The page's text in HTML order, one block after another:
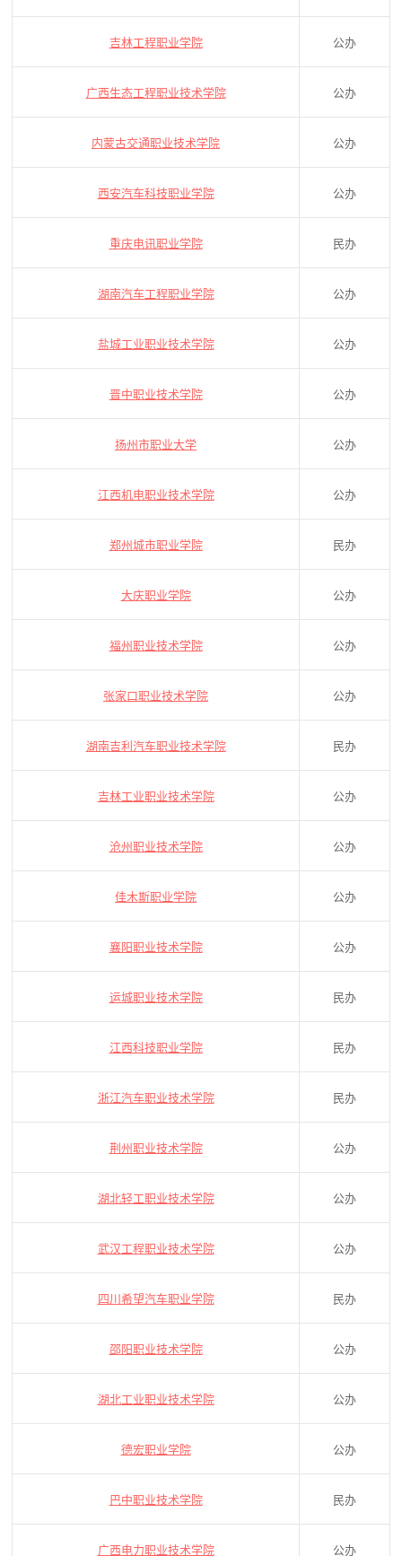
吉林工程职业学院 公办
广西生态工程职业技术学院 公办
内蒙古交通职业技术学院 公办
西安汽车科技职业学院 公办
重庆电讯职业学院 民办
湖南汽车工程职业学院 公办
盐城工业职业技术学院 公办
晋中职业技术学院 公办
扬州市职业大学 公办
江西机电职业技术学院 公办
郑州城市职业学院 民办
大庆职业学院 公办
福州职业技术学院 公办
张家口职业技术学院 公办
湖南吉利汽车职业技术学院 民办
吉林工业职业技术学院 公办
沧州职业技术学院 公办
佳木斯职业学院 公办
襄阳职业技术学院 公办
运城职业技术学院 民办
江西科技职业学院 民办
浙江汽车职业技术学院 民办
荆州职业技术学院 公办
湖北轻工职业技术学院 公办
武汉工程职业技术学院 公办
四川希望汽车职业学院 民办
邵阳职业技术学院 公办
湖北工业职业技术学院 公办
德宏职业学院 公办
巴中职业技术学院 民办
广西电力职业技术学院 公办